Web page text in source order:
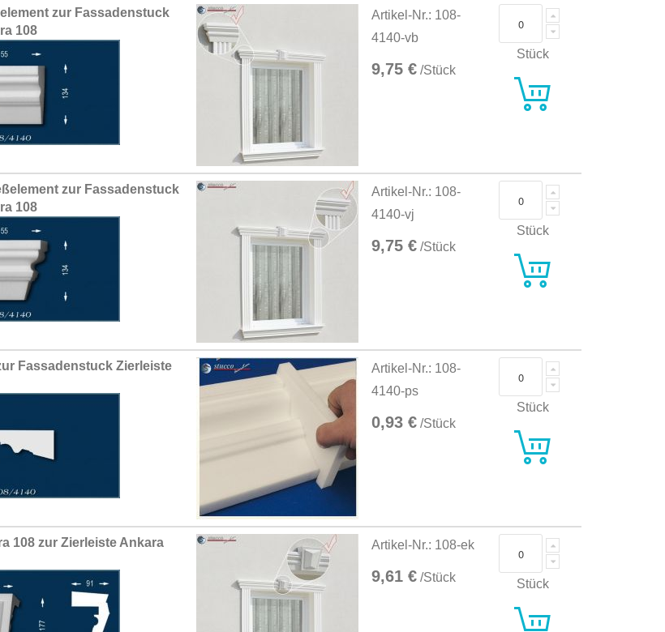
zur Fassadenstuck
108
Artikel-Nr.: 108-
4140-vb
9,75 € /Stück
Stück
zur Fassadenstuck
108
Artikel-Nr.: 108-
4140-vj
9,75 € /Stück
Stück
Fassadenstuck Zierleiste
Artikel-Nr.: 108-
4140-ps
0,93 € /Stück
Stück
108 zur Zierleiste Ankara
Artikel-Nr.: 108-ek
9,61 € /Stück Stück